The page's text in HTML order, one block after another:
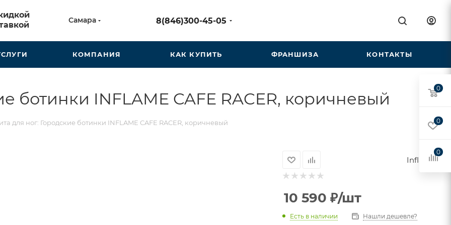
Самара 8(846)300-45-05
КОМПАНИЯ КАК КУПИТЬ ФРАНШИЗА КОНТАКТЫ
ботинки INFLAME CAFE RACER, коричневый
для ног: Городские ботинки INFLAME CAFE RACER, коричневый
Inflame
10 590 ₽/шт
Есть в наличии Нашли дешевле?
0
0
0